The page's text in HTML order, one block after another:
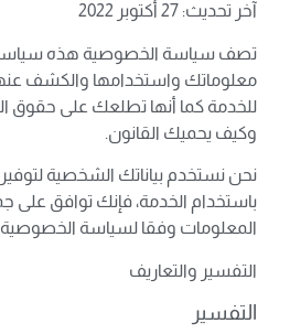
آخر تحديث: 27 أكتوبر 2022
تصف سياسة الخصوصية هذه
معلوماتك واستخدامها والكشف
للخدمة كما أنها تطلعك على حقوق
وكيف يحميك القانون.
نحن نستخدم بياناتك الشخصية
باستخدام الخدمة، فإنك توافق على
المعلومات وفقا لسياسة
التفسير والتعاريف
التفسير